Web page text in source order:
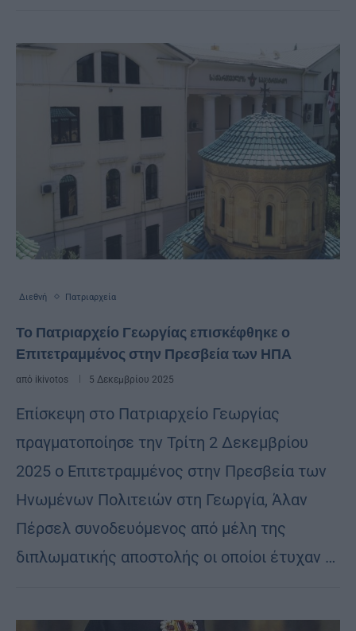
Διεθνή Πατριαρχεία
Το Πατριαρχείο Γεωργίας επισκέφθηκε ο
Επιτετραμμένος στην Πρεσβεία των ΗΠΑ
από ikivotos 5 Δεκεμβρίου 2025
Επίσκεψη στο Πατριαρχείο Γεωργίας
πραγματοποίησε την Τρίτη 2 Δεκεμβρίου
2025 ο Επιτετραμμένος στην Πρεσβεία των
Ηνωμένων Πολιτειών στη Γεωργία, Άλαν
Πέρσελ συνοδευόμενος από μέλη της
διπλωματικής αποστολής οι οποίοι έτυχαν …